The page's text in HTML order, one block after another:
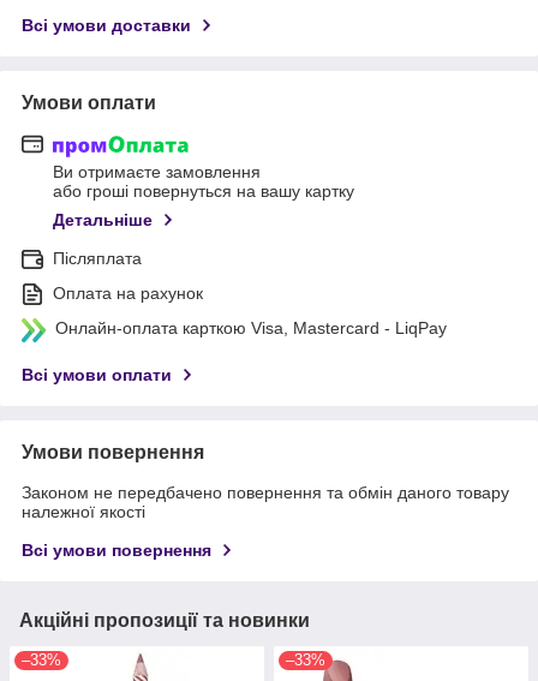
Всі умови доставки
Умови оплати
Ви отримаєте замовлення
або гроші повернуться на вашу картку
Детальніше
Післяплата
Оплата на рахунок
Онлайн-оплата карткою Visa, Mastercard - LiqPay
Всі умови оплати
Умови повернення
Законом не передбачено повернення та обмін даного товару
належної якості
Всі умови повернення
Акційні пропозиції та новинки
–33% –33%